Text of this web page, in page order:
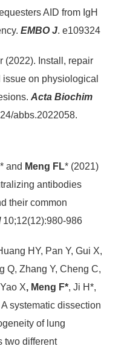
AID from IgH
EMBO J. e109324
(2022). Install, repair
on physiological
Acta Biochim
abbs.2022058.
and Meng FL* (2021)
antibodies
their common
10;12(12):980-986
HY, Pan Y, Gui X,
Q, Zhang Y, Cheng C,
X, Meng F*, Ji H*,
systematic dissection
of lung
two different